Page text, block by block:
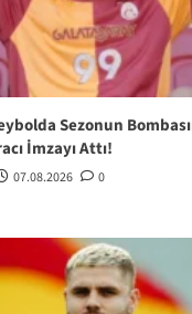
Sezonun
İmzayı Attı!
07.08.2026 0